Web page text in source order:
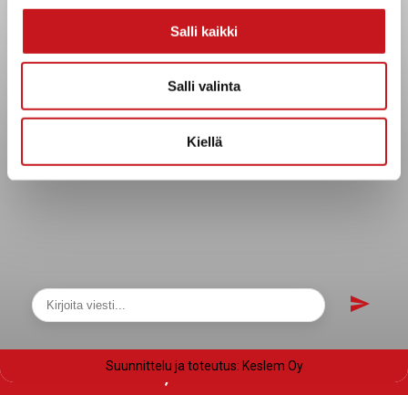
Salli kaikki
Salli valinta
Kiellä
Saavutettavuusseloste
Päätöksenteko ja lähidemokratia
Päätökset, esityslistat & pöytäkirjat
Näytä sivukartta